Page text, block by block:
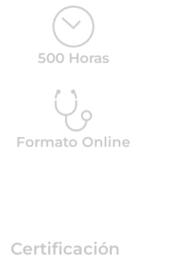
500 Horas
Formato Online
Certificación